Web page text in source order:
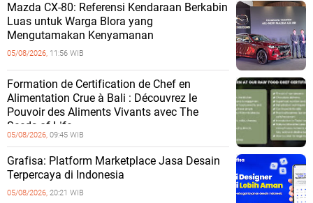
Mazda CX-80: Referensi Kendaraan Berkabin
Luas untuk Warga Blora yang
Mengutamakan Kenyamanan
05/08/2026, 11:56 WIB
Formation de Certification de Chef en
Alimentation Crue à Bali : Découvrez le
Pouvoir des Aliments Vivants avec The
Seeds of Life
05/08/2026, 09:45 WIB
Grafisa: Platform Marketplace Jasa Desain
Terpercaya di Indonesia
05/08/2026, 20:21 WIB